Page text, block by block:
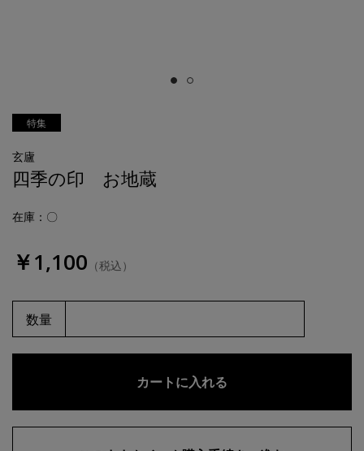
特集
玄廬
四季の印 お地蔵
在庫：〇
￥1,100 （税込）
数量